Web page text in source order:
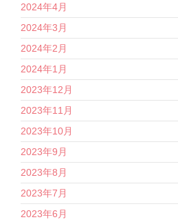
2024年4月
2024年3月
2024年2月
2024年1月
2023年12月
2023年11月
2023年10月
2023年9月
2023年8月
2023年7月
2023年6月